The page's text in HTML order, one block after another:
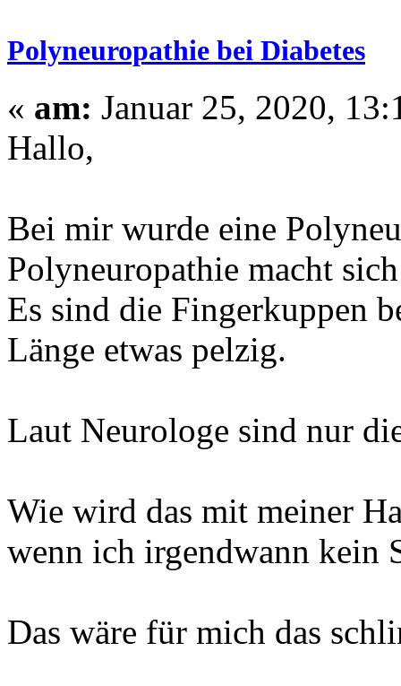
Polyneuropathie bei Diabetes
« am: Januar 25, 2020,
Hallo,
Bei mir wurde eine
Polyneuropathie macht
Es sind die Fingerkuppen
Länge etwas pelzig.
Laut Neurologe sind nur
Wie wird das mit meiner
wenn ich irgendwann kein
Das wäre für mich das